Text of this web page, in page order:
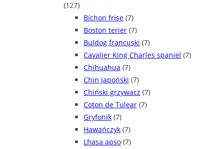
(127)
Bichon frise (7)
Boston terier (7)
Buldog francuski (7)
Cavalier King Charles spaniel (7)
Chihuahua (7)
Chin japoński (7)
Chiński grzywacz (7)
Coton de Tulear (7)
Gryfonik (7)
Hawańczyk (7)
Lhasa apso (7)